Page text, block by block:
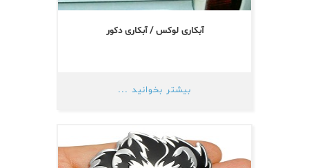
آبکاری لوکس / آبکاری دکور
بیشتر بخوانید ...